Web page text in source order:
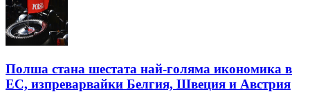
Полша стана шестата най-голяма икономика в
ЕС, изпреварвайки Белгия, Швеция и Австрия